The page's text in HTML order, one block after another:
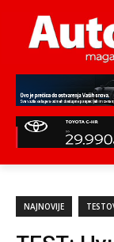
NAJNOVIJE